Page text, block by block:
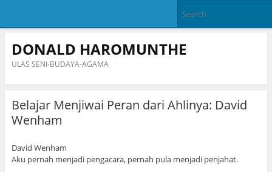
DONALD HAROMUNTHE
ULAS SENI-BUDAYA-AGAMA
Belajar Menjiwai Peran dari Ahlinya: David
Wenham
David Wenham
Aku pernah menjadi pengacara, pernah pula menjadi penjahat.